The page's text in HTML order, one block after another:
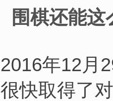
围棋还能这
2016年12月
很快取得了